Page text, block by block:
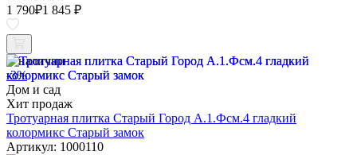
1 790₽1 845 ₽
В наличии
-3%
Дом и сад
Хит продаж
Тротуарная плитка Старый Город А.1.Фсм.4 гладкий
колормикс Старый замок
Артикул: 1000110